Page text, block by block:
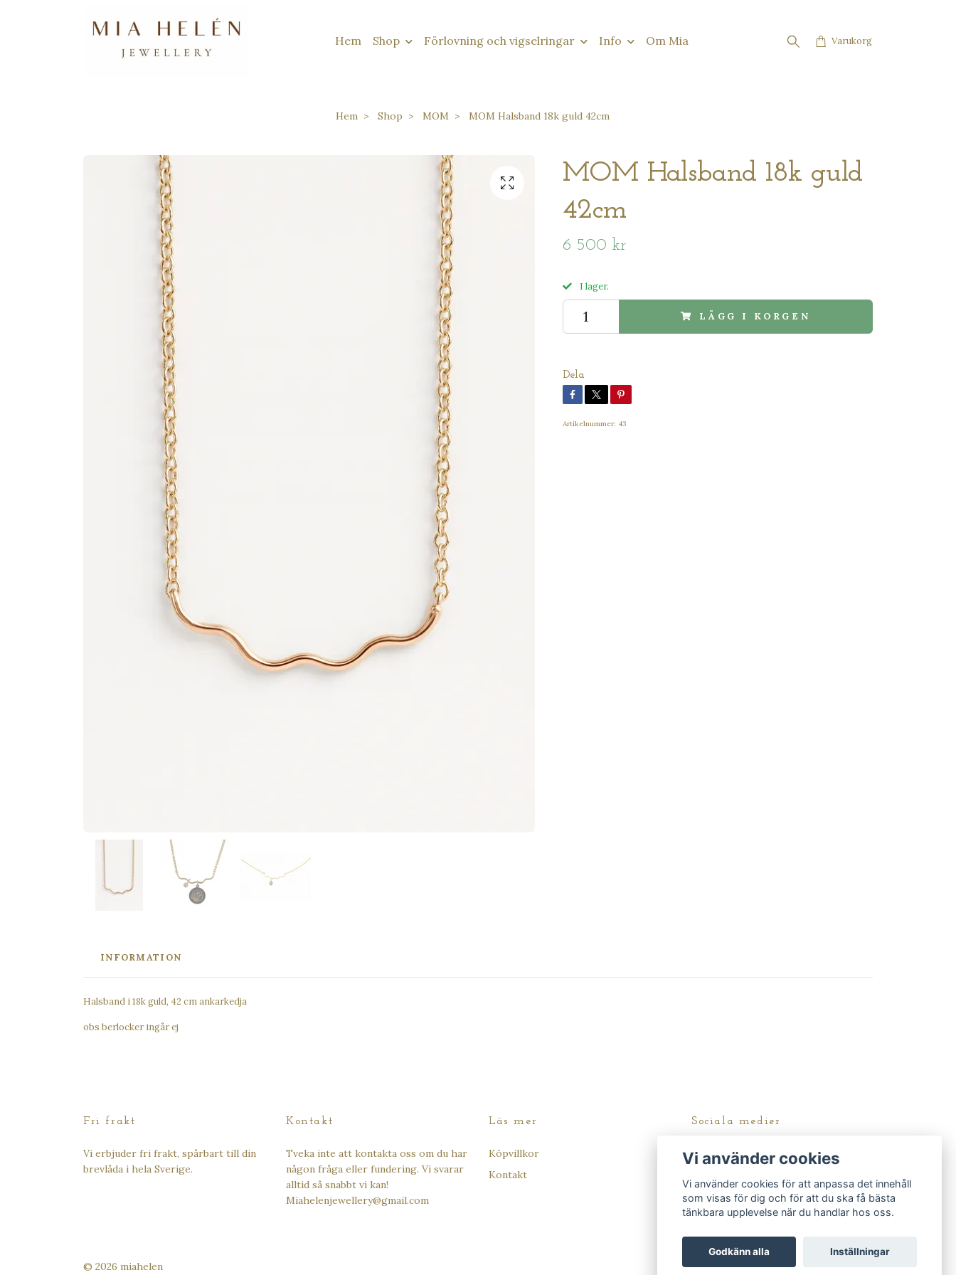
Hem Shop Förlovning och vigselringar Info Om Mia Varukorg
Hem Shop MOM MOM Halsband 18k guld 42cm
MOM Halsband 18k guld
42cm
6 500 kr
I lager.
LÄGG I KORGEN
Dela
Artikelnummer: 43
INFORMATION
Halsband i 18k guld, 42 cm ankarkedja
obs berlocker ingår ej
Fri frakt
Vi erbjuder fri frakt, spårbart till din
brevlåda i hela Sverige.
Kontakt
Tveka inte att kontakta oss om du har
någon fråga eller fundering. Vi svarar
alltid så snabbt vi kan!
Miahelenjewellery@gmail.com
Läs mer
Köpvillkor
Kontakt
Sociala medier
Instagram
© 2026 miahelen
Vi använder cookies
Vi använder cookies för att anpassa det innehåll
som visas för dig och för att du ska få bästa
tänkbara upplevelse när du handlar hos oss.
Godkänn alla Inställningar